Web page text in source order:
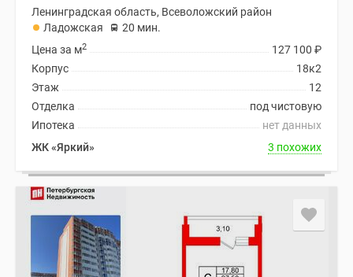
Ленинградская область, Всеволожский район
Ладожская
20 мин.
127 100 ₽
Цена за м2
18к2
Корпус
12
Этаж
под чистовую
Отделка
нет данных
Ипотека
ЖК «Яркий»
3 похожих